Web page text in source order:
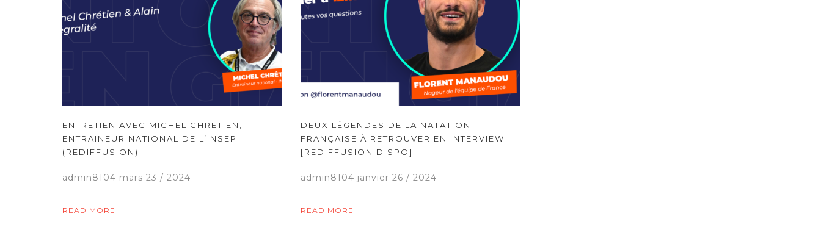
ENTRETIEN AVEC MICHEL CHRETIEN,
ENTRAINEUR NATIONAL DE L’INSEP
(REDIFFUSION)
admin8104 mars 23 / 2024
READ MORE
DEUX LÉGENDES DE LA NATATION
FRANÇAISE À RETROUVER EN INTERVIEW
[REDIFFUSION DISPO]
admin8104 janvier 26 / 2024
READ MORE